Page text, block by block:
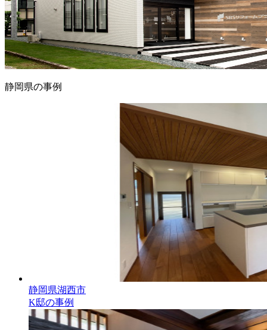
静岡県の事例
静岡県湖西市
K邸の事例